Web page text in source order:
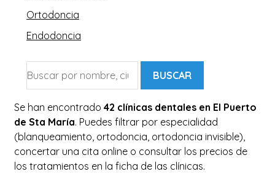
Ortodoncia
Endodoncia
BUSCAR
Se han encontrado 42 clínicas dentales en El Puerto
de Sta María. Puedes filtrar por especialidad
(blanqueamiento, ortodoncia, ortodoncia invisible),
concertar una cita online o consultar los precios de
los tratamientos en la ficha de las clínicas.